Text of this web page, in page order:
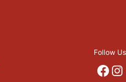
Follow Us
https://www.facebook.com/p/Feuerwehr-Wilhelmsdorf-Mfr-100041655560073/?locale=de_DE https://www.instagram.com/feuerwehr_wilhelmsdorf_mfr/